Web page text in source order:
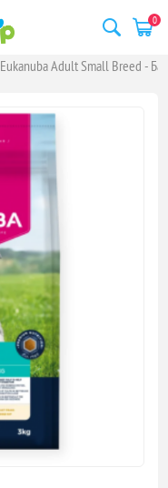
0
Eukanuba Adult Small Breed -